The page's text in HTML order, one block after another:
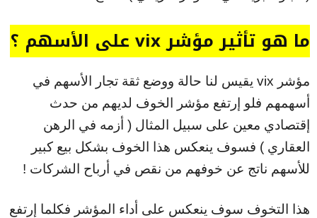
ما هو تأثير مؤشر vix على الأسهم ؟
مؤشر vix يقيس لنا حالة ووضع ثقة تجار الأسهم في
أسهمهم فلو إرتفع مؤشر الخوف لديهم من حدث
إقتصادي معين على سبيل المثال ( أزمه في الرهن
العقاري ) فسوف ينعكس هذا الخوف بشكل بيع كبير
للأسهم ناتج عن خوفهم من نقص في أرباح الشركات !
هذا التخوف سوف ينعكس على أداء المؤشر فكلما إرتفع